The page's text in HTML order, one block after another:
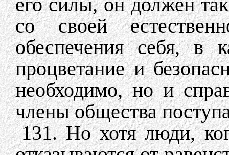
со своей
обеспечения себя, в
процветание и
необходимо, но и
члены общества
131. Но хотя люди,